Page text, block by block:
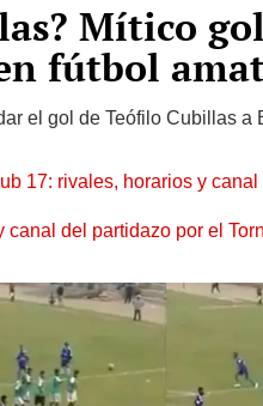
Mítico
fútbol
el gol de Teófilo Cubillas a
17: rivales, horarios y
del partidazo por el